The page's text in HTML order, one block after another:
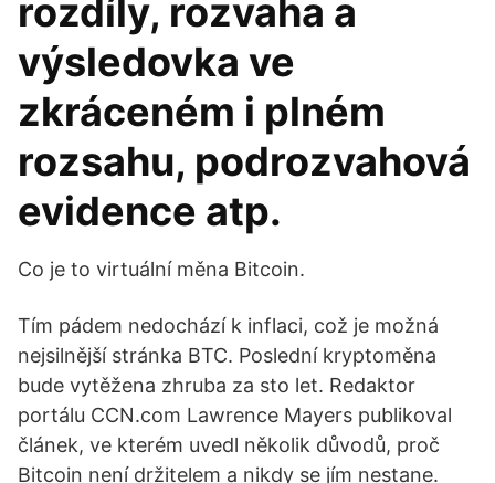
rozdíly, rozvaha a
výsledovka ve
zkráceném i plném
rozsahu, podrozvahová
evidence atp.
Co je to virtuální měna Bitcoin.
Tím pádem nedochází k inflaci, což je možná
nejsilnější stránka BTC. Poslední kryptoměna
bude vytěžena zhruba za sto let. Redaktor
portálu CCN.com Lawrence Mayers publikoval
článek, ve kterém uvedl několik důvodů, proč
Bitcoin není držitelem a nikdy se jím nestane.